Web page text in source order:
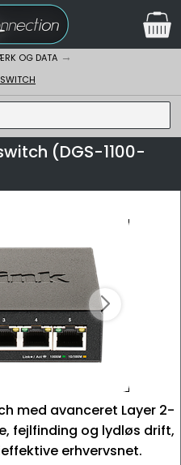
OG DATA
(DGS-1100-
med avanceret Layer 2-
fejlfinding og lydløs drift,
erhvervsnet.